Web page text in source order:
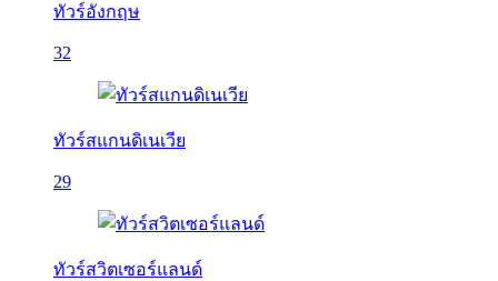
ทัวร์อังกฤษ
32
ทัวร์สแกนดิเนเวีย
29
ทัวร์สวิตเซอร์แลนด์